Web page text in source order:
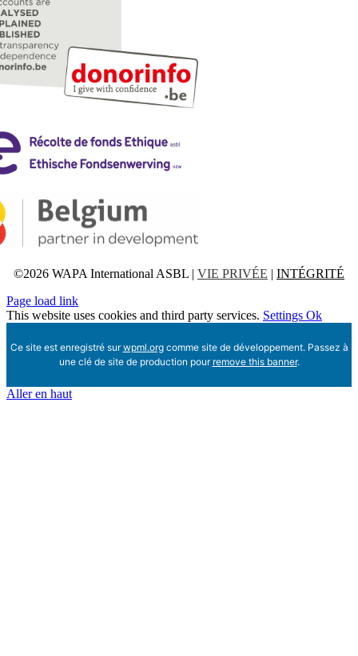
©2026 WAPA International ASBL | VIE PRIVÉE | INTÉGRITÉ
Page load link
This website uses cookies and third party services. Settings Ok
Ce site est enregistré surwpml.orgcomme site de développement. Passez à
une clé de site de production pour remove this banner.
Aller en haut